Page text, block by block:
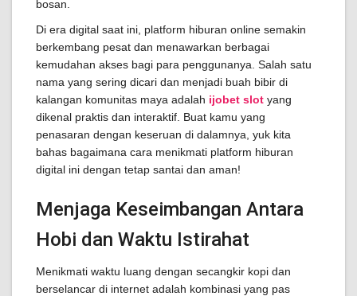
bosan.
Di era digital saat ini, platform hiburan online semakin
berkembang pesat dan menawarkan berbagai
kemudahan akses bagi para penggunanya. Salah satu
nama yang sering dicari dan menjadi buah bibir di
kalangan komunitas maya adalah ijobet slot yang
dikenal praktis dan interaktif. Buat kamu yang
penasaran dengan keseruan di dalamnya, yuk kita
bahas bagaimana cara menikmati platform hiburan
digital ini dengan tetap santai dan aman!
Menjaga Keseimbangan Antara
Hobi dan Waktu Istirahat
Menikmati waktu luang dengan secangkir kopi dan
berselancar di internet adalah kombinasi yang pas